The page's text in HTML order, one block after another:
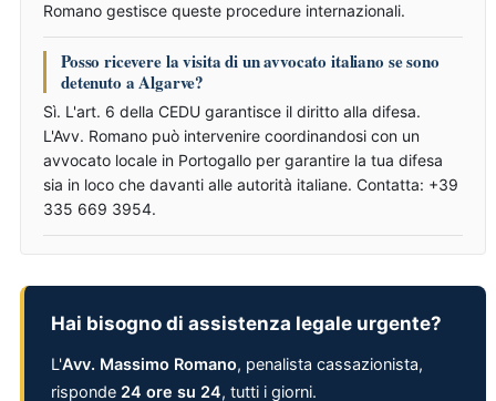
Romano gestisce queste procedure internazionali.
Posso ricevere la visita di un avvocato italiano se sono
detenuto a Algarve?
Sì. L'art. 6 della CEDU garantisce il diritto alla difesa.
L'Avv. Romano può intervenire coordinandosi con un
avvocato locale in Portogallo per garantire la tua difesa
sia in loco che davanti alle autorità italiane. Contatta: +39
335 669 3954.
Hai bisogno di assistenza legale urgente?
L'Avv. Massimo Romano, penalista cassazionista,
risponde 24 ore su 24, tutti i giorni.